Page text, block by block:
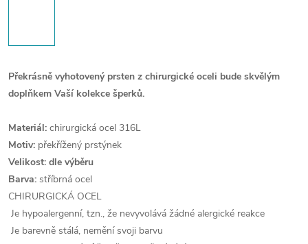
Překrásně vyhotovený prsten z chirurgické oceli bude skvělým
doplňkem Vaší kolekce šperků.
Materiál: chirurgická ocel 316L
Motiv: překřížený prstýnek
Velikost: dle výběru
Barva: stříbrná ocel
CHIRURGICKÁ OCEL
Je hypoalergenní, tzn., že nevyvolává žádné alergické reakce
Je barevně stálá, nemění svoji barvu